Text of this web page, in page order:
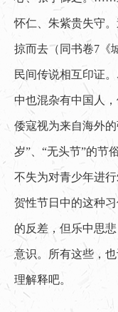
怀仁、朱紫贵失守
掠而去（同书卷7《
民间传说相互印证
中也混杂有中国人
倭寇视为来自海外
岁”、“无头节”的节
不失为对青少年进
贺性节日中的这种
的反差，但乐中思
意识。所有这些，
理解释吧。